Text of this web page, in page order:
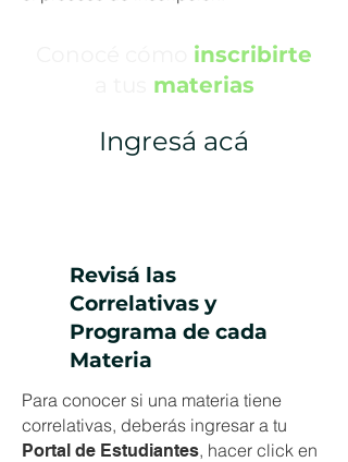
inscribirte
materias
Ingresá acá
Revisá las
Correlativas y
Programa de cada
Materia
Para conocer si una materia tiene
correlativas, deberás ingresar a tu
Portal de Estudiantes, hacer click en